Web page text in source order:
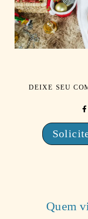
DEIXE SEU
Quem